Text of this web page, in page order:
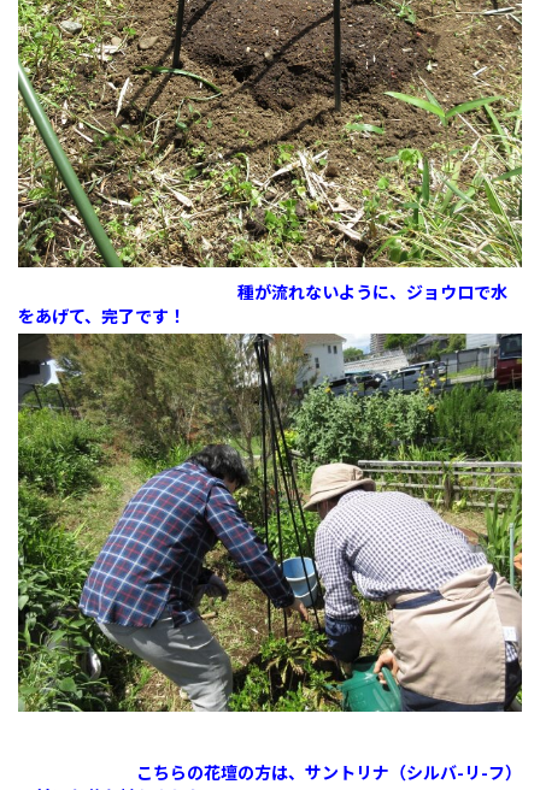
種が流れないように、ジョウロで水
をあげて、完了です！
こちらの花壇の方は、サントリナ（シルバ-リ-フ）